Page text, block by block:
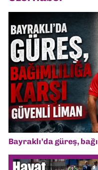
Bayraklı’da güreş,